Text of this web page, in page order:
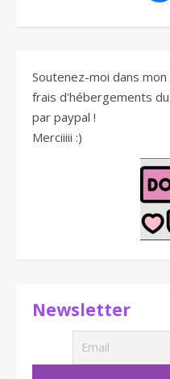
Soutenez-moi dans
frais d'hébergements
par paypal !
Merciiiii :)
Newsletter